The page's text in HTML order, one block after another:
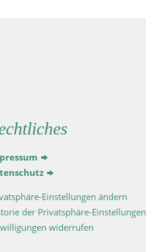
Einstellungen ändern
der Privatsphäre-Einstellungen
widerrufen